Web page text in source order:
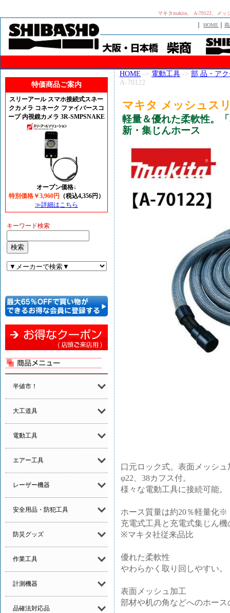
マキタmakita、 A-70122、メ
｜HOME ｜
特価商品ご案内
スリーアール スマホ接続式スネー
クカメラ コネーク ファイバースコ
ープ 内視鏡カメラ 3R-SMPSNAKE
オープン価格↓
特別価格￥3,960円
（税込4,356円）
≫詳細はこちら
キーワード検索
半値市！
大工道具
電動工具
エアー工具
レーザー機器
安全用品・防犯工具
防災グッズ
作業工具
計測機器
品確法対応品
HOME -> 電動工具 -> 部 品・ア
A-70122
マキタ メッシュス
軽量＆優れた柔軟性。
新・集じんホース
口元ロック式。表面メッシュ
φ22、38カフス付。
様々な電動工具に接続可能。
ホース質量は約20％軽量化※
充電式工具と充電式集じん
※マキタ社従来品比
優れた柔軟性
やわらかく取り回しやすい。
表面メッシュ加工
部材や机の角などへのホー